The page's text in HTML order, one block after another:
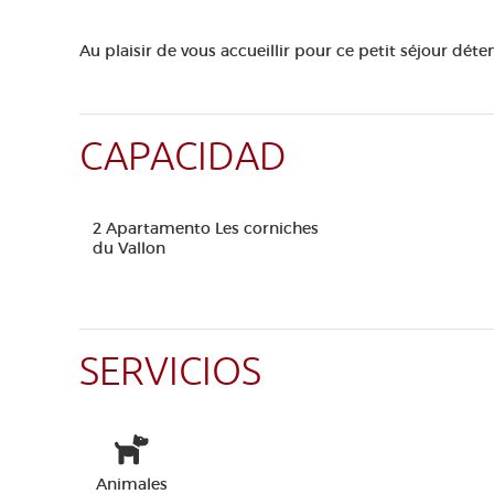
Au plaisir de vous accueillir pour ce petit séjour
CAPACIDAD
2 Apartamento Les corniches
du Vallon
SERVICIOS
Animales